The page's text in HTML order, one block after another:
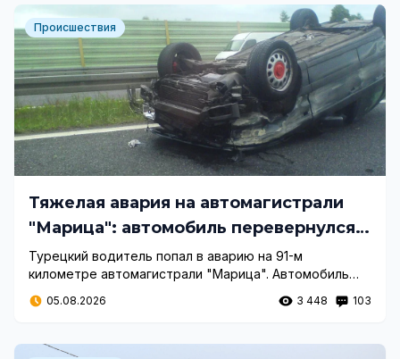
Происшествия
Тяжелая авария на автомагистрали
"Марица": автомобиль перевернулся
на крышу
Турецкий водитель попал в аварию на 91-м
километре автомагистрали "Марица". Автомобиль
перевернулся на крышу на встречной полосе, но, к
счастью, серьезно пострадавших нет.
05.08.2026 3 448 103